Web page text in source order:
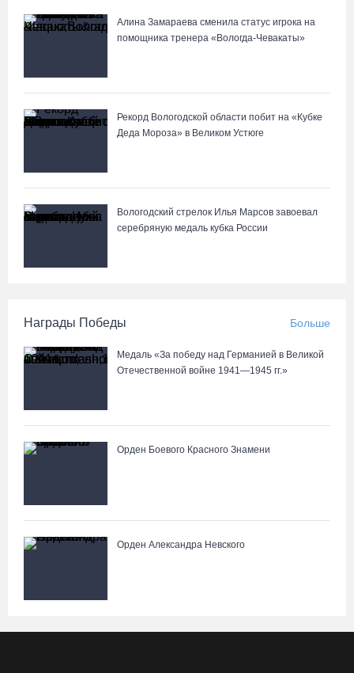
Алина Замараева сменила статус игрока на
помощника тренера «Вологда-Чевакаты»
Рекорд Вологодской области побит на «Кубке
Деда Мороза» в Великом Устюге
Вологодский стрелок Илья Марсов завоевал
серебряную медаль кубка России
Награды Победы Больше
Медаль «За победу над Германией в Великой
Отечественной войне 1941—1945 гг.»
Орден Боевого Красного Знамени
Орден Александра Невского